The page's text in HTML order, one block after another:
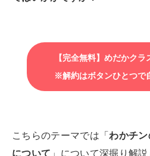
【完全無料】めだかク
※解約はボタンひとつで
こちらのテーマでは「わかチ
について 」について深掘り解